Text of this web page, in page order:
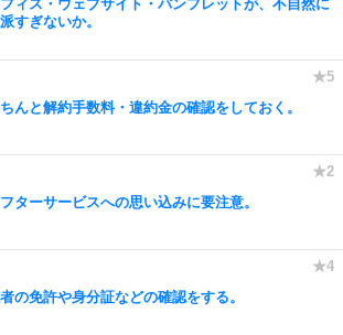
ィス・ウェブサイト・パンフレットが、不自然に
すぎないか。
んと解約手数料・違約金の確認をしておく。
ターサービスへの思い込みに要注意。
の免許や身分証などの確認をする。